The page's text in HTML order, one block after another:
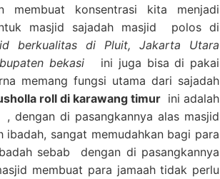
konsentrasi kita menjadi
masjid sajadah masjid polos di
berkualitas di Pluit, Jakarta Utara
bekasi ini juga bisa di pakai
memang fungsi utama dari sajadah
roll di karawang timur ini adalah
dengan di pasangkannya alas masjid
sangat memudahkan bagi para
sebab dengan di pasangkannya
membuat para jamaah tidak perlu